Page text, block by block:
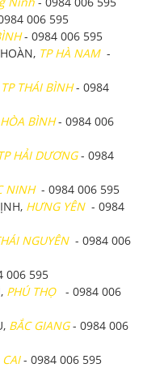
006 595
- 0984 006 595
TP HÀ NAM -
TP THÁI BÌNH- 0984
BÌNH- 0984 006
HẢI DƯƠNG- 0984
NINH- 0984 006 595
HƯNG YÊN- 0984
NGUYÊN- 0984 006
006 595
PHÚ THỌ- 0984 006
BẮC GIANG- 0984 006
CAI- 0984 006 595